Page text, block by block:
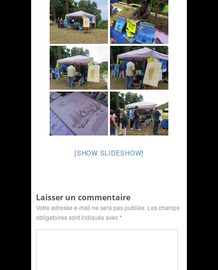
[SHOW SLIDESHOW]
Laisser un commentaire
Votre adresse e-mail ne sera pas publiée. Les champs
obligatoires sont indiqués avec*